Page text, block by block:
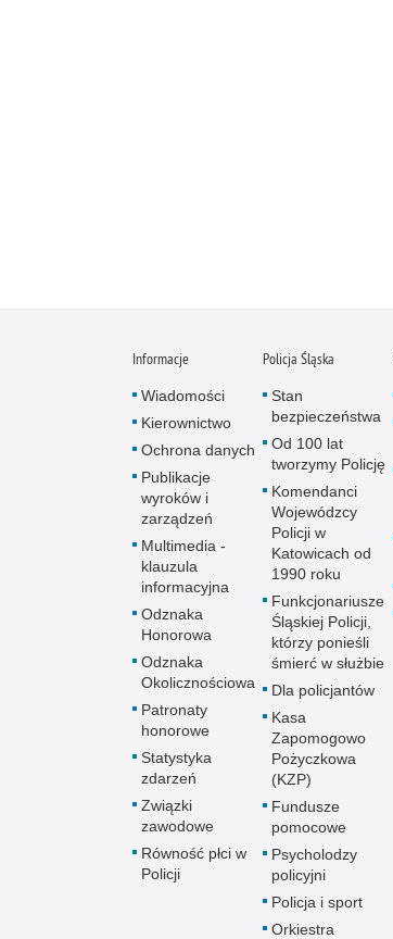
Informacje
Wiadomości
Kierownictwo
Ochrona danych
Publikacje
wyroków i
zarządzeń
Multimedia -
klauzula
informacyjna
Odznaka
Honorowa
Odznaka
Okolicznościowa
Patronaty
honorowe
Statystyka
zdarzeń
Związki
zawodowe
Równość płci w
Policji
Policja Śląska
Stan
bezpieczeństwa
Od 100 lat
tworzymy Policję
Komendanci
Wojewódzcy
Policji w
Katowicach od
1990 roku
Funkcjonariusze
Śląskiej Policji,
którzy ponieśli
śmierć w służbie
Dla policjantów
Kasa
Zapomogowo
Pożyczkowa
(KZP)
Fundusze
pomocowe
Psycholodzy
policyjni
Policja i sport
Orkiestra